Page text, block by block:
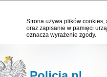
Strona używa plików cookies,
oraz zapisanie w pamięci
oznacza wyrażenie zgody.